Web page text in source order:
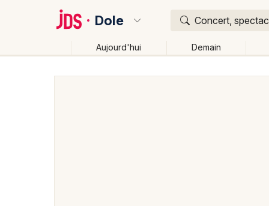
Dole Concert,
Aujourd'hui Demain